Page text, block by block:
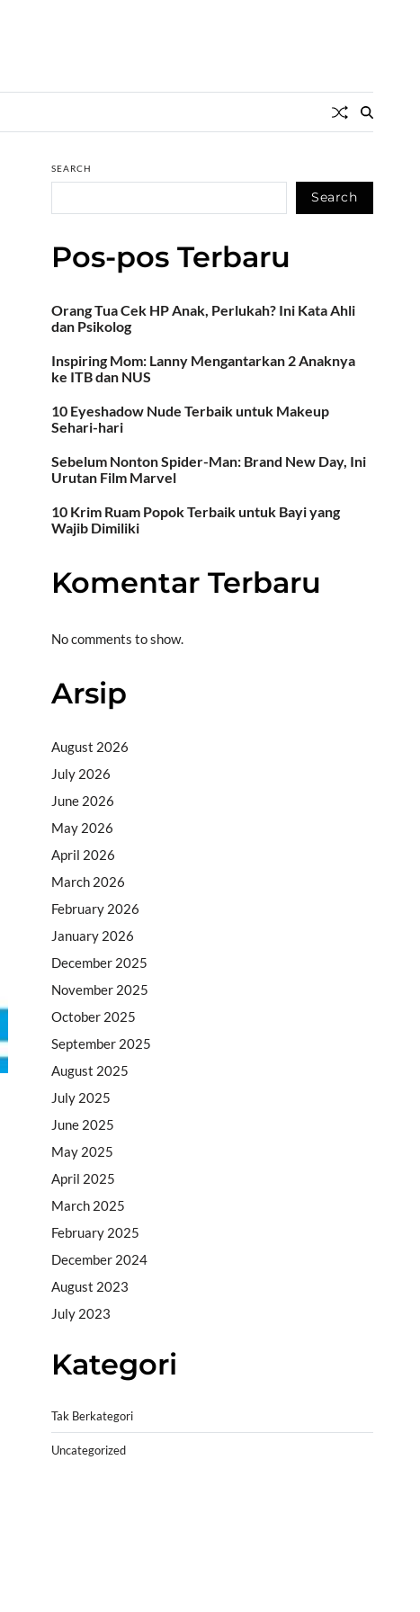
SEARCH
Search
Pos-pos Terbaru
Orang Tua Cek HP Anak, Perlukah? Ini Kata Ahli
dan Psikolog
Inspiring Mom: Lanny Mengantarkan 2 Anaknya
ke ITB dan NUS
10 Eyeshadow Nude Terbaik untuk Makeup
Sehari-hari
Sebelum Nonton Spider-Man: Brand New Day, Ini
Urutan Film Marvel
10 Krim Ruam Popok Terbaik untuk Bayi yang
Wajib Dimiliki
Komentar Terbaru
No comments to show.
Arsip
August 2026
July 2026
June 2026
May 2026
April 2026
March 2026
February 2026
January 2026
December 2025
November 2025
October 2025
September 2025
August 2025
July 2025
June 2025
May 2025
April 2025
March 2025
February 2025
December 2024
August 2023
July 2023
Kategori
Tak Berkategori
Uncategorized